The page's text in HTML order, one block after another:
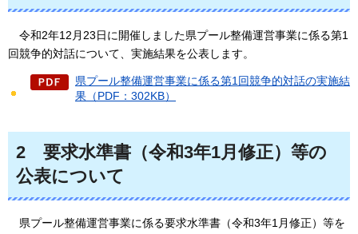
令和2年12月23日に開催しました県プール整備運営事業に係る第1
回競争的対話について、実施結果を公表します。
県プール整備運営事業に係る第1回競争的対話の実施結
果（PDF：302KB）
2 要求水準書（令和3年1月修正） 等の
公表について
県プール整備運営事業に係る要求水準書（令和3年1月修正）等を